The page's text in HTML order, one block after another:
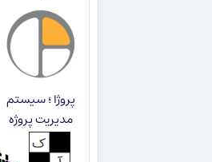
پروژا ؛ سیستم
مدیریت پروژه